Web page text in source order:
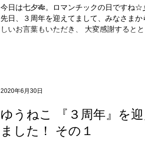
今日は七夕🎋。ロマンチックの日ですね☆
先日、３周年を迎えてまして、みなさまか
しいお言葉もいただき、 大変感謝すると
ゆうねこ 『３周年』を迎
ました！ その１
2020年6月30日